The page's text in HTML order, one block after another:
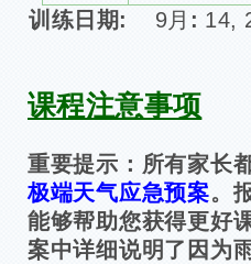
训练日期: 9月 : 14,
课程注意事项
重要提示：所有家长
极端天气应急预案。
能够帮助您获得更好
案中详细说明了因为